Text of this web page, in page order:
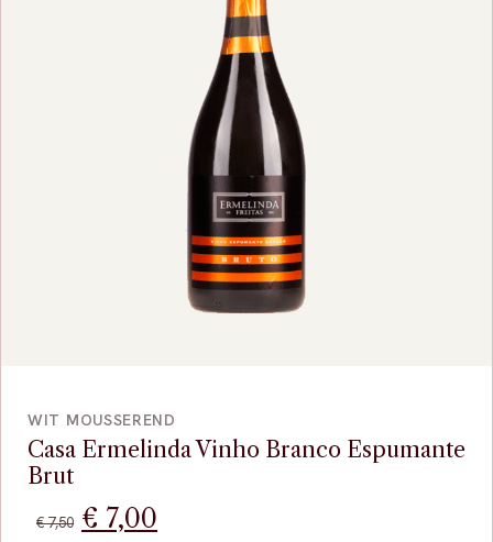
WIT MOUSSEREND
Casa Ermelinda Vinho Branco Espumante
Brut
€7,50 Oorspronkelijke
€ 7,00